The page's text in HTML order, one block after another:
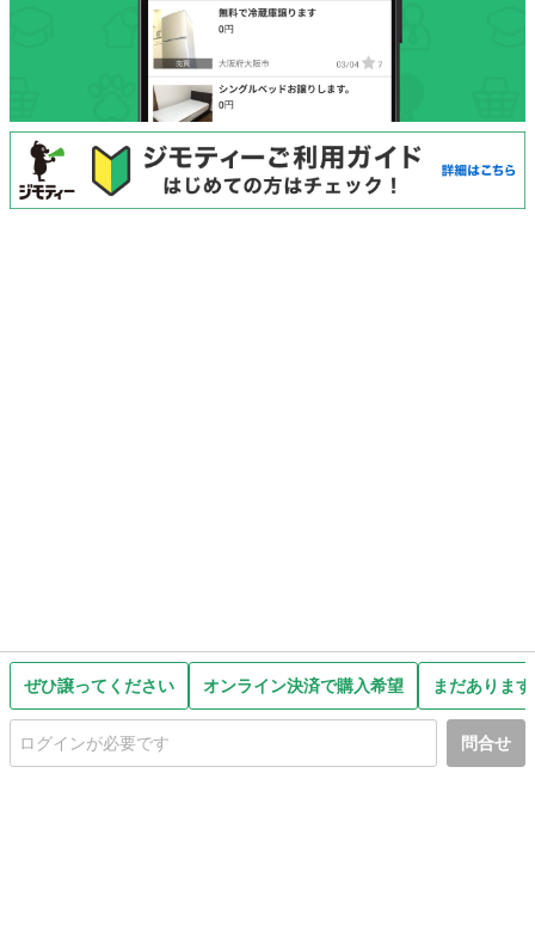
ぜひ譲ってください オンライン決済で購入希望 まだありま
問合せ